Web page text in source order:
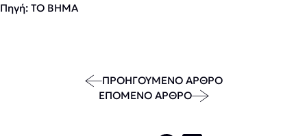
Πηγή: ΤΟ ΒΗΜΑ
ΠΡΟΗΓΟΥΜΕΝΟ ΑΡΘΡΟ
ΕΠΟΜΕΝΟ ΑΡΘΡΟ